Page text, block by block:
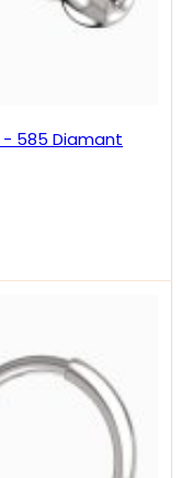
- 585 Diamant